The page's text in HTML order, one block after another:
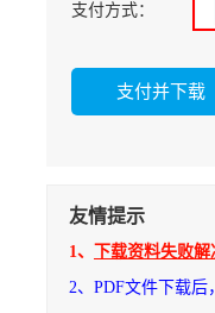
支付方式：
友情提示
1、
下载资料失败
2、PDF文件下载